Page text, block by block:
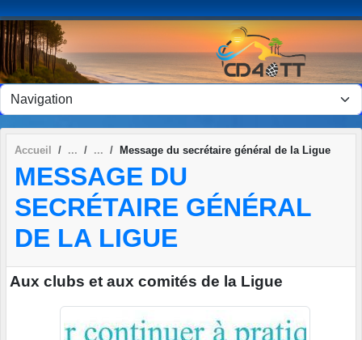
Accueil Message du secrétaire général de la Ligue
MESSAGE DU
SECRÉTAIRE GÉNÉRAL
DE LA LIGUE
Aux clubs et aux comités de la Ligue